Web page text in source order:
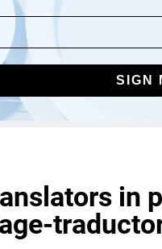
SIGN
in